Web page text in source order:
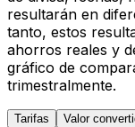
resultarán en
tanto, estos
ahorros reales y
gráfico de
trimestralmente.
Tarifas Valor